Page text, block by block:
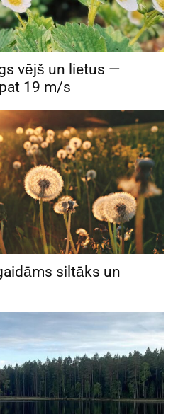
vējš un lietus —
19 m/s
siltāks un